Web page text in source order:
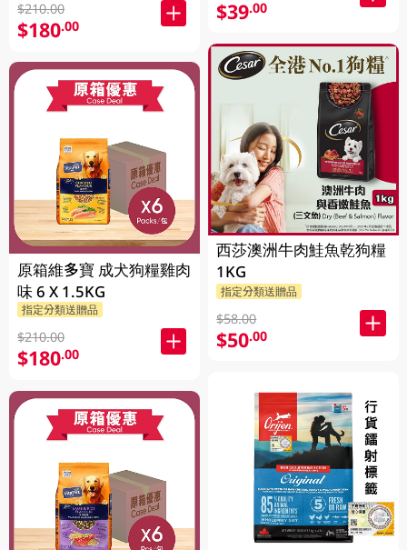
$210.00
$180.00
原箱維多寶 成犬狗糧雞肉
味 6 X 1.5KG
指定分類送贈品
$210.00
$180.00
$39.00
西莎澳洲牛肉鮭魚乾狗糧
1KG
指定分類送贈品
$58.00
$50.00